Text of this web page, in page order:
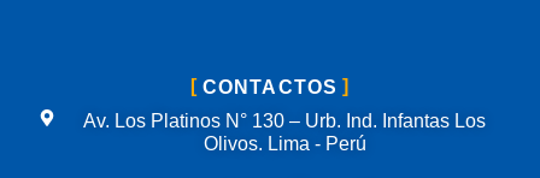
CONTACTOS
Av. Los Platinos N° 130 – Urb. Ind. Infantas Los
Olivos. Lima - Perú